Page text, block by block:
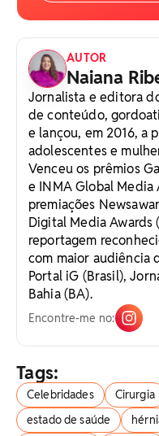
AUTOR
Naiana
Jornalista e editora
de conteúdo,
e lançou, em 2016, a
adolescentes e
Venceu os prêmios
e INMA Global Media
premiações
Digital Media Awards
reportagem
com maior audiência
Portal iG (Brasil),
Bahia (BA).
Encontre-me no:
Tags:
Celebridades Cirurgia
estado de saúde